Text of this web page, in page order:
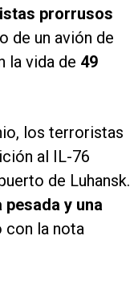
prorrusos
de un avión de
la vida de 49
los terroristas
al IL-76
de Luhansk.
y una
con la nota